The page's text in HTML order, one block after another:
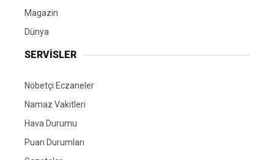
Magazin
Dünya
SERVİSLER
Nöbetçi Eczaneler
Namaz Vakitleri
Hava Durumu
Puan Durumları